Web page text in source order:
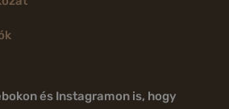
és Instagramon is, hogy